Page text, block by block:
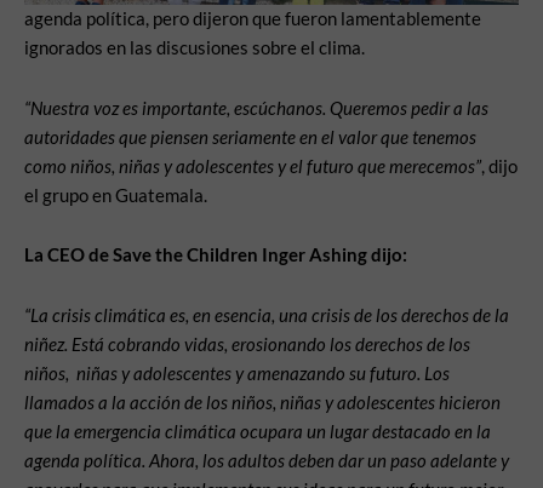
agenda política, pero dijeron que fueron lamentablemente
ignorados en las discusiones sobre el clima.
“Nuestra voz es importante, escúchanos. Queremos pedir a las
autoridades que piensen seriamente en el valor que tenemos
como niños, niñas y adolescentes y el futuro que merecemos”, dijo
el grupo en Guatemala.
La CEO de Save the Children Inger Ashing dijo:
“La crisis climática es, en esencia, una crisis de los derechos de la
niñez. Está cobrando vidas, erosionando los derechos de los
niños, niñas y adolescentes y amenazando su futuro. Los
llamados a la acción de los niños, niñas y adolescentes hicieron
que la emergencia climática ocupara un lugar destacado en la
agenda política. Ahora, los adultos deben dar un paso adelante y